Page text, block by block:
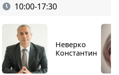
10:00-17:30
Неверко
Константин